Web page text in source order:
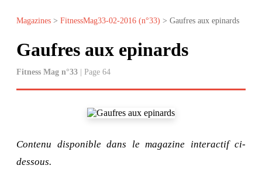
Magazines > FitnessMag33-02-2016 (n°33) > Gaufres aux epinards
Gaufres aux epinards
Fitness Mag n°33 | Page 64
Contenu disponible dans le magazine interactif ci-
dessous.